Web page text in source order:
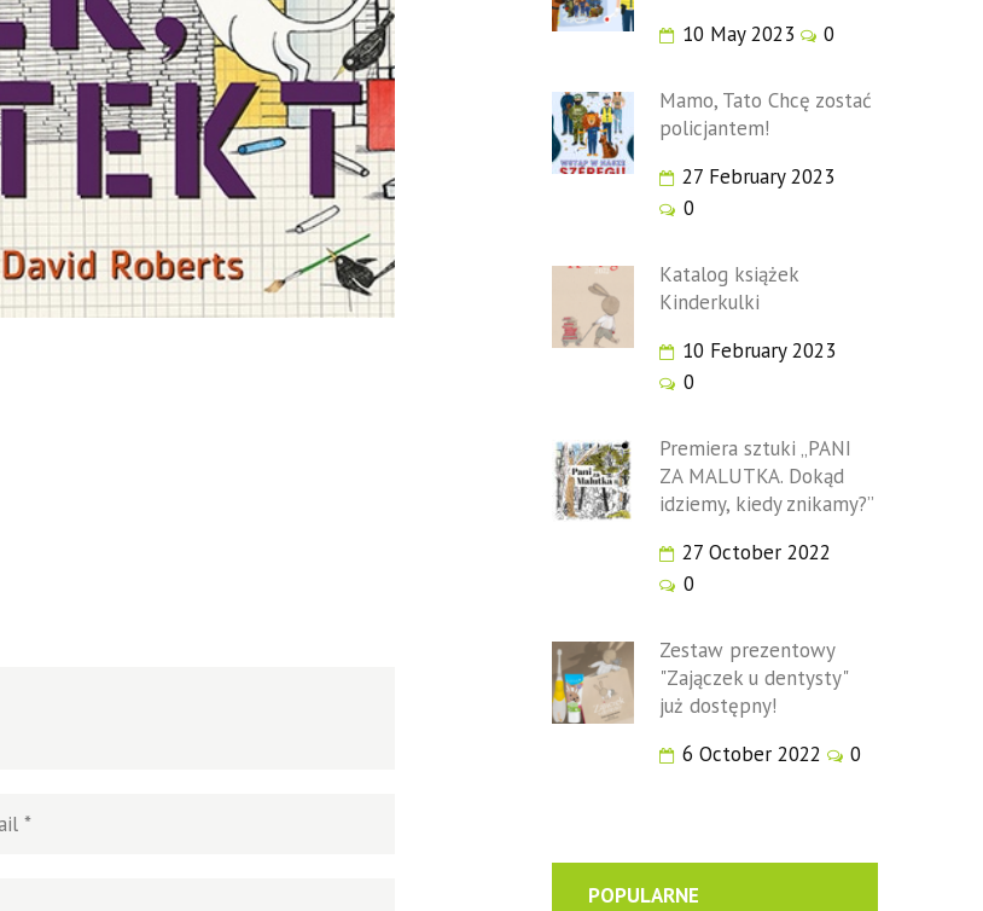
10 May 2023
0
Mamo, Tato Chcę zostać
policjantem!
27 February 2023
0
Katalog książek
Kinderkulki
10 February 2023
0
Premiera sztuki „PANI
ZA MALUTKA. Dokąd
idziemy, kiedy znikamy?”
27 October 2022
0
Zestaw prezentowy
"Zajączek u dentysty"
już dostępny!
6 October 2022
0
POPULARNE